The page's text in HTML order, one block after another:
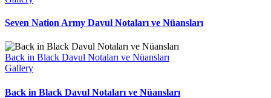
Seven Nation Army Davul Notaları ve Nüansları
Back in Black Davul Notaları ve Nüansları
Gallery
Back in Black Davul Notaları ve Nüansları